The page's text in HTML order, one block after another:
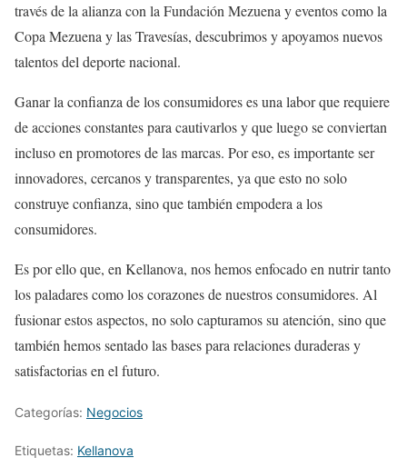
través de la alianza con la Fundación Mezuena y eventos como la
Copa Mezuena y las Travesías, descubrimos y apoyamos nuevos
talentos del deporte nacional.
Ganar la confianza de los consumidores es una labor que requiere
de acciones constantes para cautivarlos y que luego se conviertan
incluso en promotores de las marcas. Por eso, es importante ser
innovadores, cercanos y transparentes, ya que esto no solo
construye confianza, sino que también empodera a los
consumidores.
Es por ello que, en Kellanova, nos hemos enfocado en nutrir tanto
los paladares como los corazones de nuestros consumidores. Al
fusionar estos aspectos, no solo capturamos su atención, sino que
también hemos sentado las bases para relaciones duraderas y
satisfactorias en el futuro.
Categorías: Negocios
Etiquetas: Kellanova